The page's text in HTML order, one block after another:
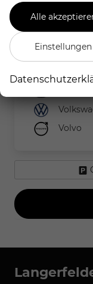
Renault
Seat
Skoda
Volvo
Alle
Einstellungen